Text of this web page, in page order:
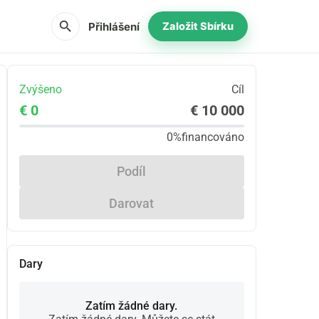
search Přihlášení Založit Sbírku
Zvýšeno Cíl
€ 0 € 10 000
0%financováno
Podíl
Darovat
Dary
Zatím žádné dary.